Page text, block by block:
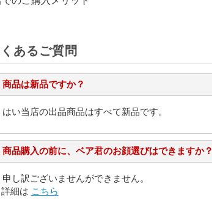
あるご質問
商品は新品ですか？
はい当店の出品商品はすべて新品です。
商品購入の前に、ベア君のお顔選びはできますか？
申し訳ございませんができません。
詳細は こちら